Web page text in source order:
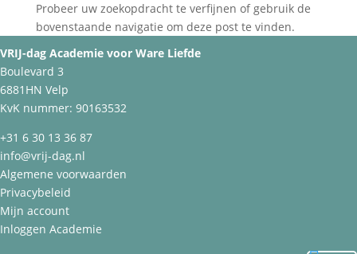
Probeer uw zoekopdracht te verfijnen of gebruik de
bovenstaande navigatie om deze post te vinden.
VRIJ-dag Academie voor Ware Liefde
Boulevard 3
6881HN Velp
KvK nummer: 90163532
+31 6 30 13 36 87
info@vrij-dag.nl
Algemene voorwaarden
Privacybeleid
Mijn account
Inloggen Academie